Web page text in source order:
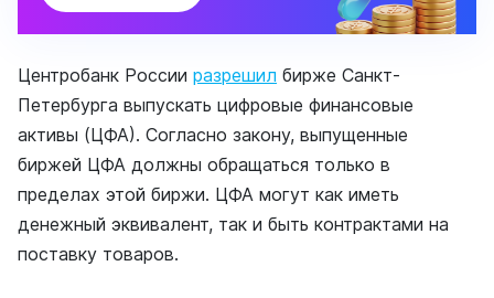
Центробанк России разрешил бирже Санкт-
Петербурга выпускать цифровые финансовые
активы (ЦФА). Согласно закону, выпущенные
биржей ЦФА должны обращаться только в
пределах этой биржи. ЦФА могут как иметь
денежный эквивалент, так и быть контрактами на
поставку товаров.